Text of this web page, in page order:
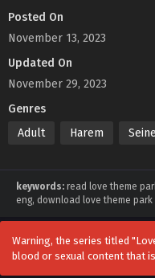
Posted On
November 13, 2023
Updated On
November 29, 2023
Genres
Adult
Harem
keywords: read love theme
eng, download love theme
Warning, the series titled
blood or sexual content that